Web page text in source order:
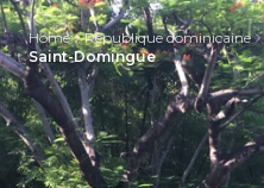
Home République dominicaine
Saint-Domingue